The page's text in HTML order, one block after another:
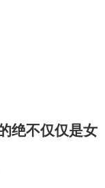
绝不仅仅是女